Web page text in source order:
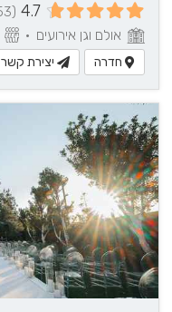
4.7 (253 חוות דעת)
אולם וגן אירועים •
חדרה יצירת קשר